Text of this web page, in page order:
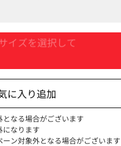
トに入れる
なる場合がございます
になります
ン対象外となる場合がございます